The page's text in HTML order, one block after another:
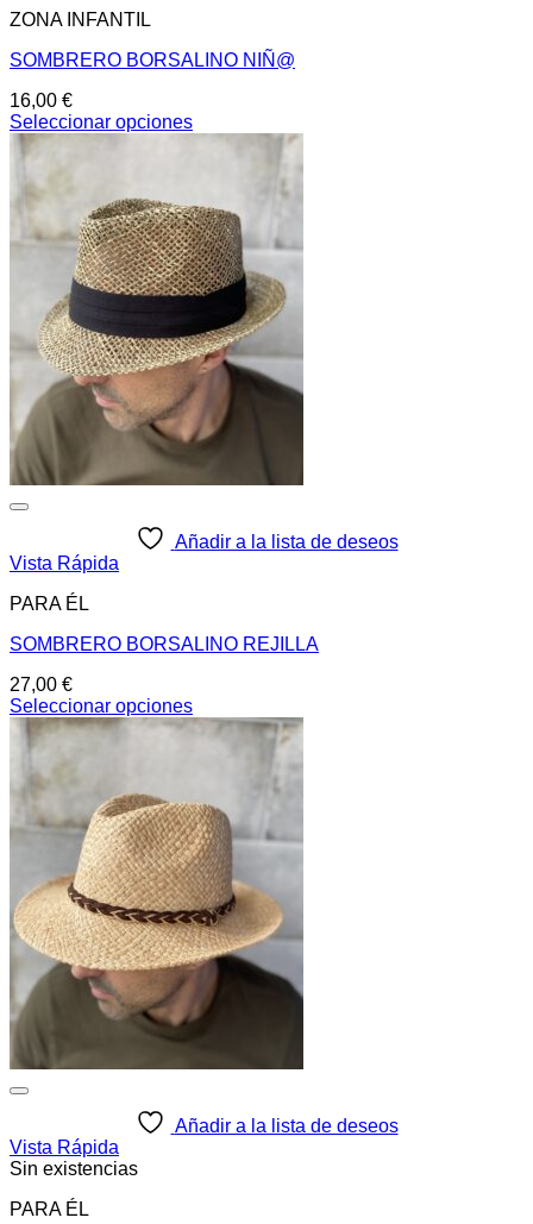
ZONA INFANTIL
SOMBRERO BORSALINO NIÑ@
16,00 €
Seleccionar opciones
Este
producto
tiene
múltiples
variantes.
opciones
pueden
elegir
en
la
página
de
producto
Añadir a la lista de deseos
Vista Rápida
PARA ÉL
SOMBRERO BORSALINO REJILLA
27,00 €
Seleccionar opciones
Este
producto
tiene
múltiples
variantes.
Las
opciones
pueden
elegir
en
la
página
de
producto
Añadir a la lista de deseos
Vista Rápida
Sin existencias
PARA ÉL